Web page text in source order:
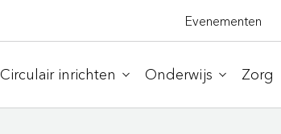
Evenementen
Circulair inrichten Onderwijs Zorg